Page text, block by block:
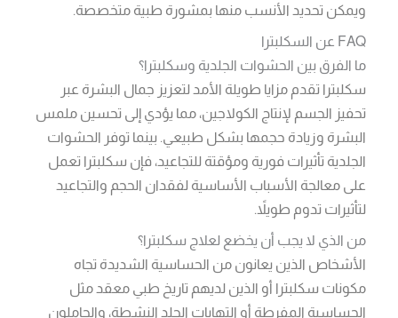
ويمكن تحديد الأنسب منها بمشورة طبية متخصصة.
FAQ عن السكلبترا
ما الفرق بين الحشوات الجلدية وسكلبترا؟
سكلبترا تقدم مزايا طويلة الأمد لتعزيز جمال البشرة عبر
تحفيز الجسم لإنتاج الكولاجين، مما يؤدي إلى تحسين ملمس
البشرة وزيادة حجمها بشكل طبيعي. بينما توفر الحشوات
الجلدية تأثيرات فورية ومؤقتة للتجاعيد، فإن سكلبترا تعمل
على معالجة الأسباب الأساسية لفقدان الحجم والتجاعيد
لتأثيرات تدوم طويلاً.
من الذي لا يجب أن يخضع لعلاج سكلبترا؟
الأشخاص الذين يعانون من الحساسية الشديدة تجاه
مكونات سكلبترا أو الذين لديهم تاريخ طبي معقد مثل
الحساسية المفرطة أو التهابات الجلد النشطة، والحاملون